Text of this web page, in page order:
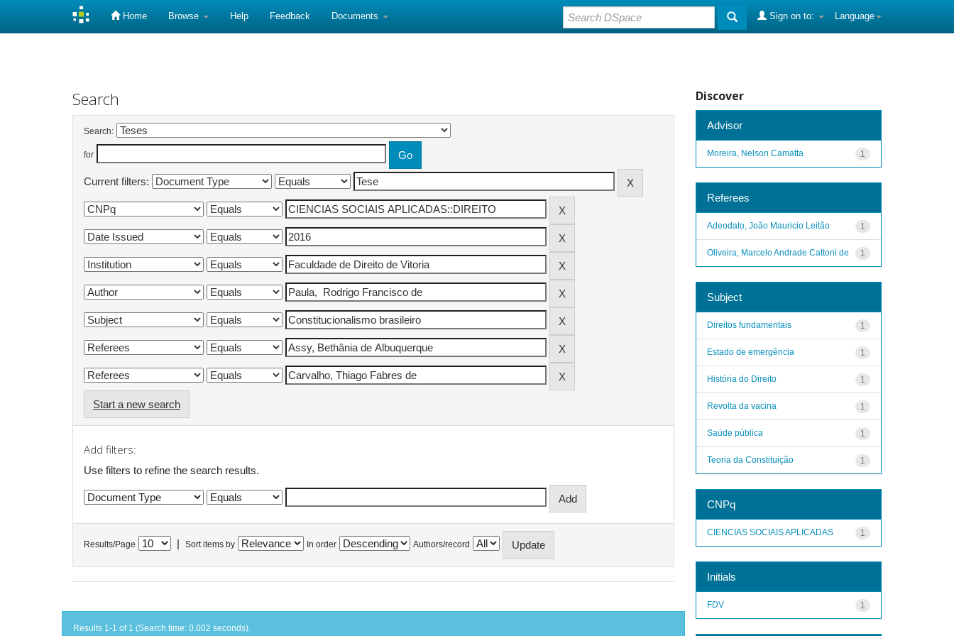
Home Browse Help Feedback Documents Language
Sign on to:
Search
Search:
for
Current filters:
Start a new search
Add filters:
Use filters to refine the search results.
Results/Page Sort items by In order Authors/record
Results 1-1 of 1 (Search time: 0.002 seconds).
Discover
Advisor
1
Moreira, Nelson Camatta
Referees
1
Adeodato, João Mauricio Leitão
1
Oliveira, Marcelo Andrade Cattoni de
Subject
1
Direitos fundamentais
1
Estado de emergência
1
História do Direito
1
Revolta da vacina
1
Saúde pública
1
Teoria da Constituição
CNPq
1
CIENCIAS SOCIAIS APLICADAS
Initials
1
FDV